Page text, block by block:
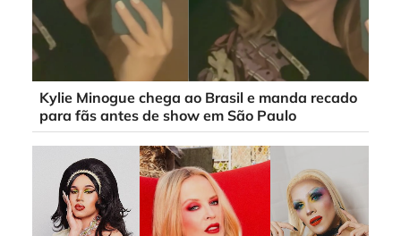
Kylie Minogue chega ao Brasil e manda recado
para fãs antes de show em São Paulo